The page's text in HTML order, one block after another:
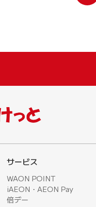
サービス
WAON POINT
iAEON・AEON Pay
倍デー